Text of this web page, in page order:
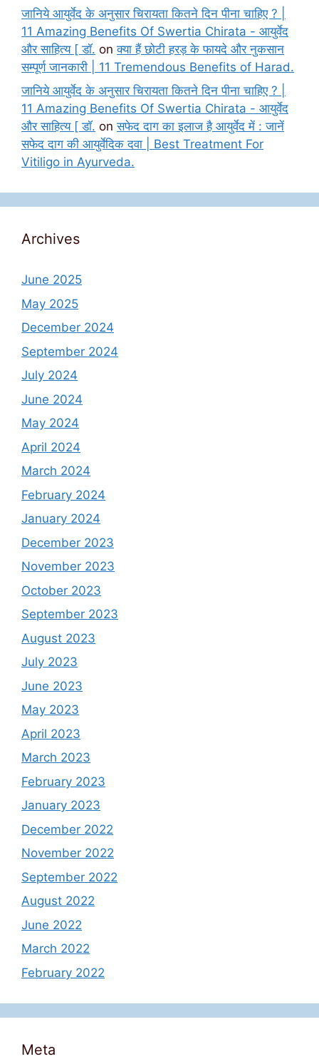
जानिये आयुर्वेद के अनुसार चिरायता कितने दिन पीना चाहिए ? |
11 Amazing Benefits Of Swertia Chirata - आयुर्वेद
और साहित्य [ डॉ. onक्या हैं छोटी हरड़ के फायदे और नुकसान
सम्पूर्ण जानकारी | 11 Tremendous Benefits of Harad.
जानिये आयुर्वेद के अनुसार चिरायता कितने दिन पीना चाहिए ? |
11 Amazing Benefits Of Swertia Chirata - आयुर्वेद
और साहित्य [ डॉ. onसफेद दाग का इलाज है आयुर्वेद में : जानें
सफेद दाग की आयुर्वेदिक दवा | Best Treatment For
Vitiligo in Ayurveda.
Archives
June 2025
May 2025
December 2024
September 2024
July 2024
June 2024
May 2024
April 2024
March 2024
February 2024
January 2024
December 2023
November 2023
October 2023
September 2023
August 2023
July 2023
June 2023
May 2023
April 2023
March 2023
February 2023
January 2023
December 2022
November 2022
September 2022
August 2022
June 2022
March 2022
February 2022
Meta